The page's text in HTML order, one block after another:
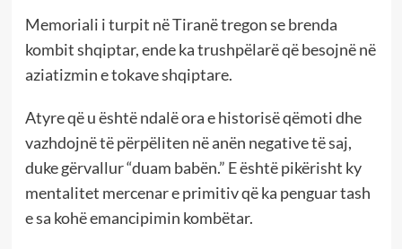
Memoriali i turpit në Tiranë tregon se brenda
kombit shqiptar, ende ka trushpëlarë që besojnë në
aziatizmin e tokave shqiptare.
Atyre që u është ndalë ora e historisë qëmoti dhe
vazhdojnë të përpëliten në anën negative të saj,
duke gërvallur “duam babën.” E është pikërisht ky
mentalitet mercenar e primitiv që ka penguar tash
e sa kohë emancipimin kombëtar.